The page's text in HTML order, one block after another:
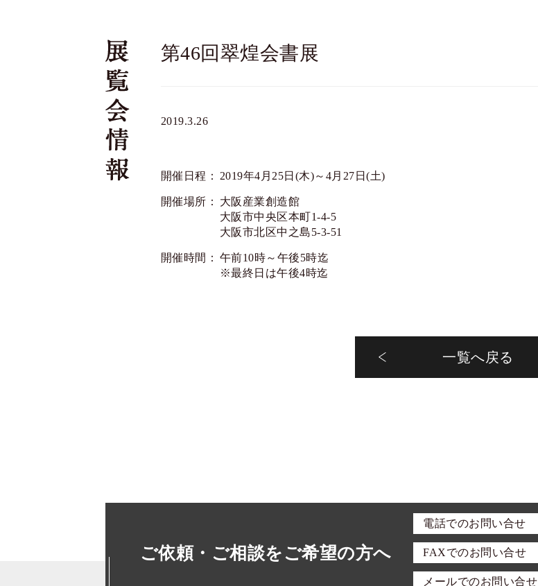
第46回翠煌会書展
2019.3.26
開催日程： 2019年4月25日(木)～4月27日(土)
開催場所：
大阪産業創造館
大阪市中央区本町1-4-5
大阪市北区中之島5-3-51
開催時間： 午前10時～午後5時迄
※最終日は午後4時迄
一覧へ戻る
ご依頼・ご相談をご希望の方へ
電話でのお問い合せ
FAXでのお問い合せ
メールでのお問い合せ